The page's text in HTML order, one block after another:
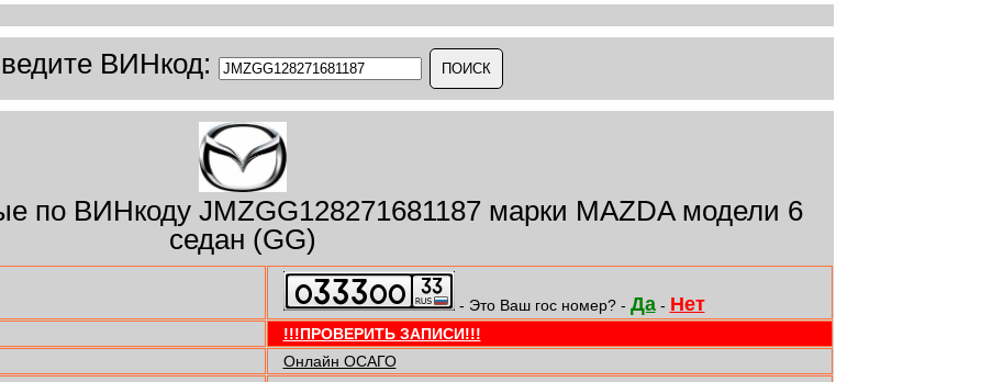
ВИНкод:
по ВИНкоду JMZGG128271681187 марки MAZDA модели 6
седан (GG)
- Это Ваш гос номер? - Да- Нет
!!!ПРОВЕРИТЬ ЗАПИСИ!!!
Онлайн ОСАГО